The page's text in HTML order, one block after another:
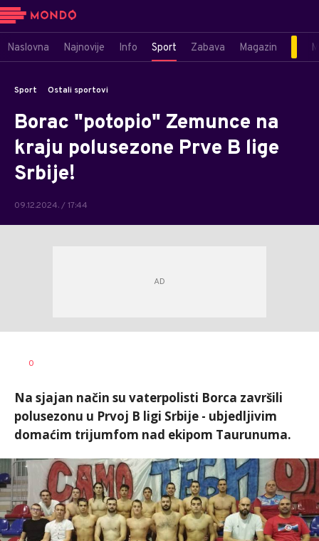
Naslovna Najnovije Info Sport Zabava Magazin
Sport Ostali sportovi
Borac "potopio" Zemunce na
kraju polusezone Prve B lige
Srbije!
09.12.2024. / 17:44
AUTOR
0
Na sjajan način su vaterpolisti Borca završili
polusezonu u Prvoj B ligi Srbije - ubjedljivim
domaćim trijumfom nad ekipom Taurunuma.